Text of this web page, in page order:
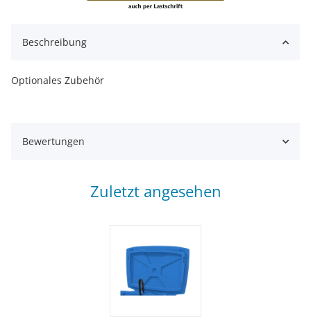
Beschreibung
Optionales Zubehör
Bewertungen
Zuletzt angesehen